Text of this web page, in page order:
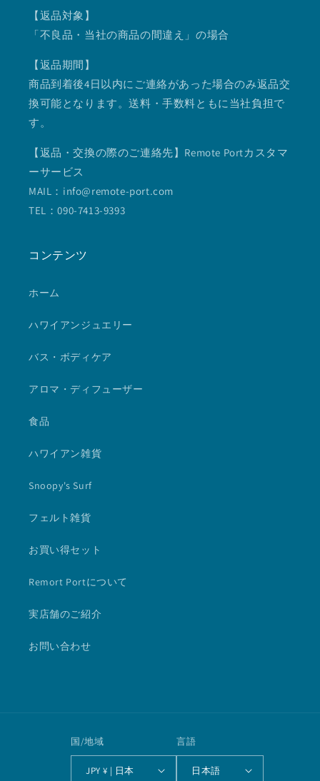
【返品対象】
「不良品・当社の商品の間違え」の場合
【返品期間】
商品到着後4日以内にご連絡があった場合のみ返品交
換可能となります。送料・手数料ともに当社負担で
す。
【返品・交換の際のご連絡先】Remote Portカスタマ
ーサービス
MAIL：info@remote-port.com
TEL：090-7413-9393
コンテンツ
ホーム
ハワイアンジュエリー
バス・ボディケア
アロマ・ディフューザー
食品
ハワイアン雑貨
Snoopy's Surf
フェルト雑貨
お買い得セット
Remort Portについて
実店舗のご紹介
お問い合わせ
国/地域
JPY ¥ | 日本
言語
日本語